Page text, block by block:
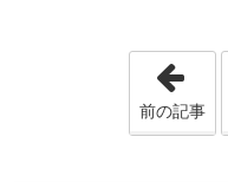
前の記事